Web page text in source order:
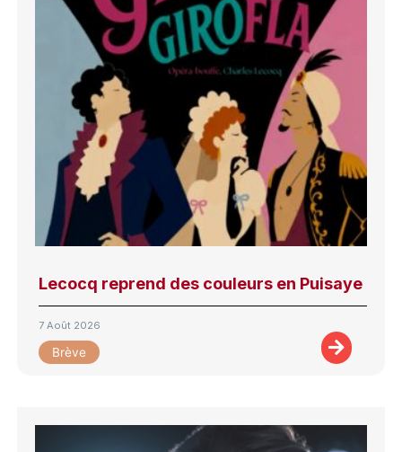
Lecocq reprend des couleurs en Puisaye
7 Août 2026
Brève